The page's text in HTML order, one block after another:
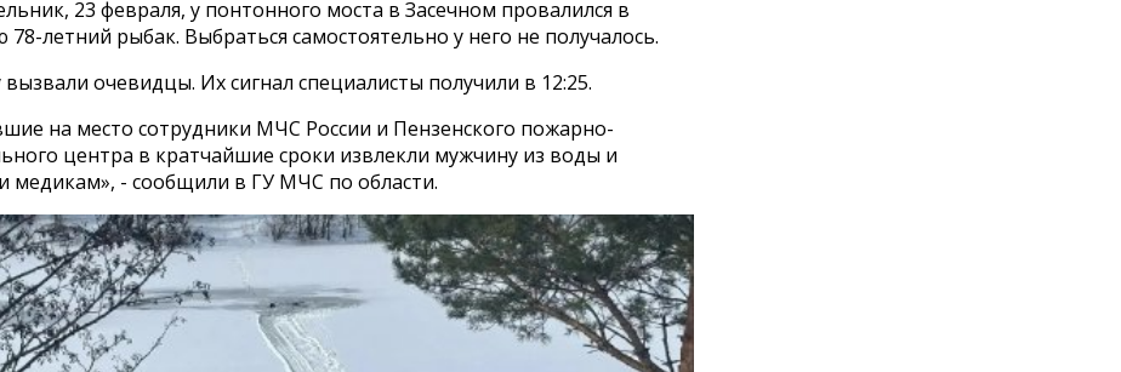
23 февраля, у понтонного моста в Засечном провалился в
летний рыбак. Выбраться самостоятельно у него не получалось.
очевидцы. Их сигнал специалисты получили в 12:25.
на место сотрудники МЧС России и Пензенского пожарно-
центра в кратчайшие сроки извлекли мужчину из воды и
медикам», - сообщили в ГУ МЧС по области.